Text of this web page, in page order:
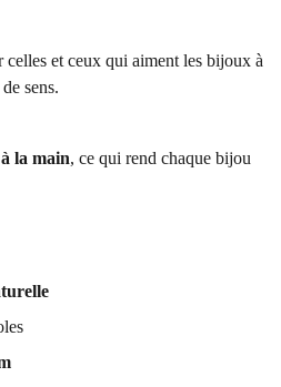
celles et ceux qui aiment les bijoux à
sens.
la main, ce qui rend chaque bijou